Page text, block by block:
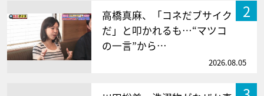
2
高橋真麻、「コネだブサイク
だ」と叩かれるも…“マツコ
の一言”から…
2026.08.05